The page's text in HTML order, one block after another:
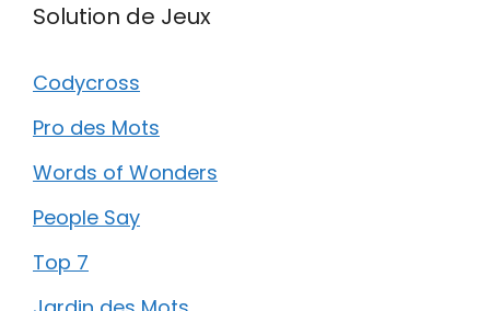
Solution de Jeux
Codycross
Pro des Mots
Words of Wonders
People Say
Top 7